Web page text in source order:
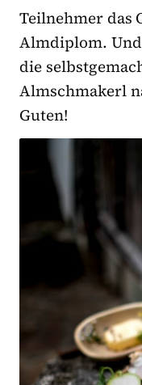
Teilnehmer das
Almdiplom.
die
Almschmakerl
Guten!